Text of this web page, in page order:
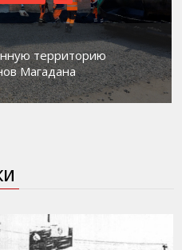
пилотному проекту по
из групп